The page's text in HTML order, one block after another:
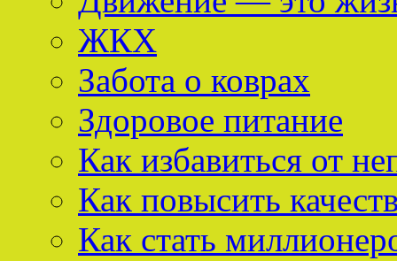
ЖКХ
Забота о коврах
Здоровое питание
Как избавиться от
Как повысить
Как стать